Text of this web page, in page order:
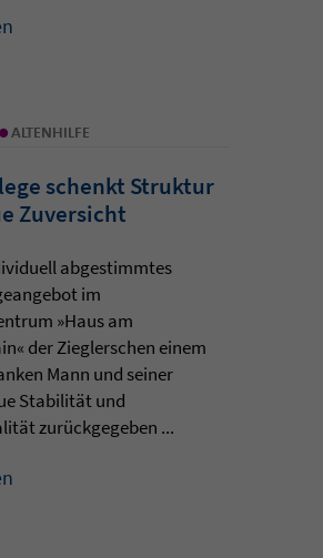
• ALTENHILFE
schenkt Struktur
Zuversicht
abgestimmtes
im
»Haus am
der Zieglerschen einem
Mann und seiner
Stabilität und
zurückgegeben ...